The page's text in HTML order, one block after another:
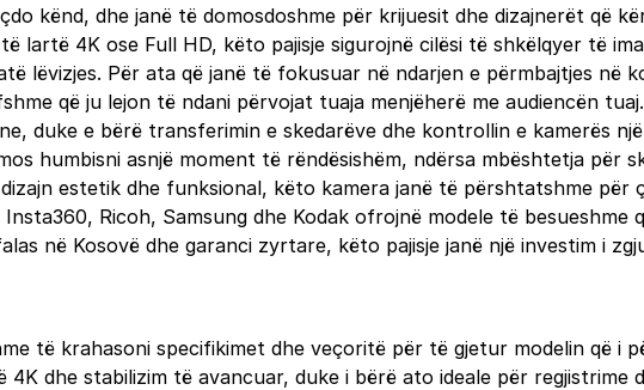
kënd, dhe janë të domosdoshme për krijuesit dhe dizajnerët që
lartë 4K ose Full HD, këto pajisje sigurojnë cilësi të shkëlqyer të
lëvizjes. Për ata që janë të fokusuar në ndarjen e përmbajtjes në
që ju lejon të ndani përvojat tuaja menjëherë me audiencën
duke e bërë transferimin e skedarëve dhe kontrollin e kamerës
humbisni asnjë moment të rëndësishëm, ndërsa mbështetja për
estetik dhe funksional, këto kamera janë të përshtatshme
Ricoh, Samsung dhe Kodak ofrojnë modele të besueshme
në Kosovë dhe garanci zyrtare, këto pajisje janë një investim i
të krahasoni specifikimet dhe veçoritë për të gjetur modelin që i
dhe stabilizim të avancuar, duke i bërë ato ideale për regjistrime